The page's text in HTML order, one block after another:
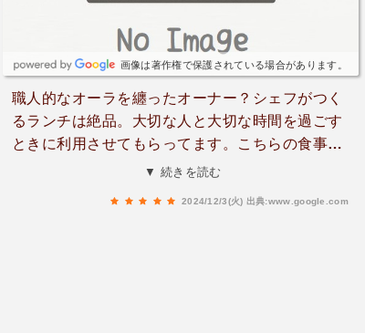
画像は著作権で保護されている場合があります。
職人的なオーラを纏ったオーナー？シェフがつく
るランチは絶品。大切な人と大切な時間を過ごす
ときに利用させてもらってます。こちらの食事の
ペースにあわせてメイン料理などをだしてくれる
▼ 続きを読む
2024/12/3(火) 出典:www.google.com